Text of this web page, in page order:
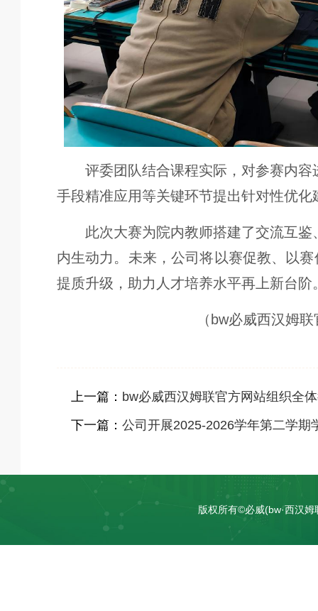
评委团队结合课程实际，对参赛内
手段精准应用等关键环节提出针对性优
此次大赛为院内教师搭建了交流互
内生动力。未来，公司将以赛促教、以
提质升级，助力人才培养水平再上新台阶
（bw必威西汉姆
上一篇： bw必威西汉姆联官方网站组织全
下一篇： 公司开展2025-2026学年第二学期
版权所有©必威(bw·西汉